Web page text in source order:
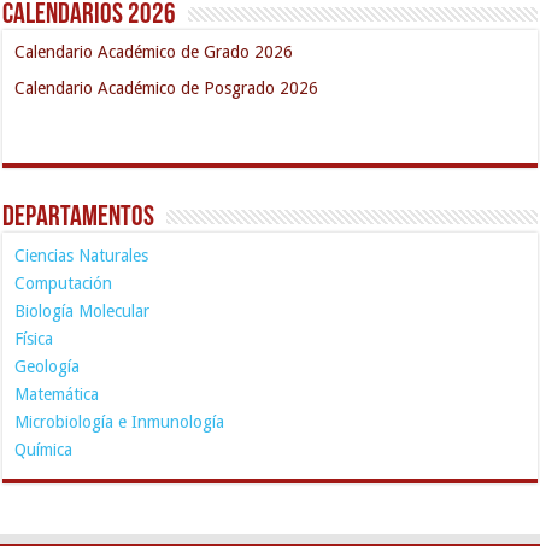
Calendarios 2026
Calendario Académico de Grado 2026
Calendario Académico de Posgrado 2026
Departamentos
Ciencias Naturales
Computación
Biología Molecular
Física
Geología
Matemática
Microbiología e Inmunología
Química